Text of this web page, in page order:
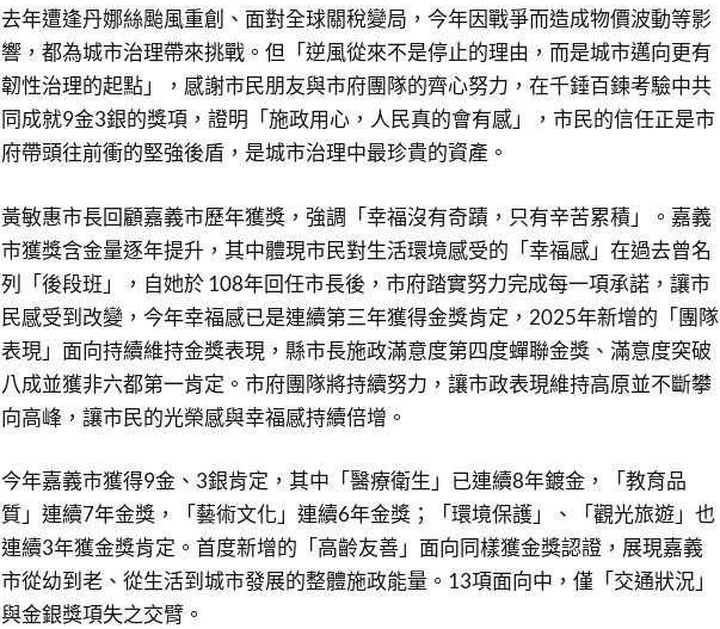
去年遭逢丹娜絲颱風重創、面對全球關稅變局，今年因戰爭而造成物價波動等影
響，都為城市治理帶來挑戰。但「逆風從來不是停止的理由，而是城市邁向更有
韌性治理的起點」，感謝市民朋友與市府團隊的齊心努力，在千錘百鍊考驗中共
同成就9金3銀的獎項，證明「施政用心，人民真的會有感」，市民的信任正是市
府帶頭往前衝的堅強後盾，是城市治理中最珍貴的資產。
黃敏惠市長回顧嘉義市歷年獲獎，強調「幸福沒有奇蹟，只有辛苦累積」。嘉義
市獲獎含金量逐年提升，其中體現市民對生活環境感受的「幸福感」在過去曾名
列「後段班」，自她於 108年回任市長後，市府踏實努力完成每一項承諾，讓市
民感受到改變，今年幸福感已是連續第三年獲得金獎肯定，2025年新增的「團隊
表現」面向持續維持金獎表現，縣市長施政滿意度第四度蟬聯金獎、滿意度突破
八成並獲非六都第一肯定。市府團隊將持續努力，讓市政表現維持高原並不斷攀
向高峰，讓市民的光榮感與幸福感持續倍增。
今年嘉義市獲得9金、3銀肯定，其中「醫療衛生」已連續8年鍍金，「教育品
質」連續7年金獎，「藝術文化」連續6年金獎；「環境保護」、「觀光旅遊」也
連續3年獲金獎肯定。首度新增的「高齡友善」面向同樣獲金獎認證，展現嘉義
市從幼到老、從生活到城市發展的整體施政能量。13項面向中，僅「交通狀況」
與金銀獎項失之交臂。​